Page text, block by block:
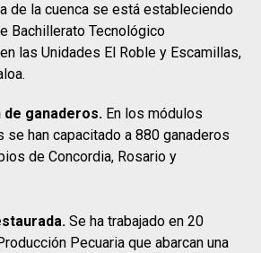
de la cuenca se está estableciendo
Bachillerato Tecnológico
las Unidades El Roble y Escamillas,
de ganaderos. En los módulos
han capacitado a 880 ganaderos
de Concordia, Rosario y
Se ha trabajado en 20
Pecuaria que abarcan una